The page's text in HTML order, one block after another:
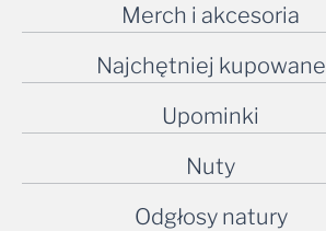
Merch i akcesoria
Najchętniej kupowane
Upominki
Nuty
Odgłosy natury